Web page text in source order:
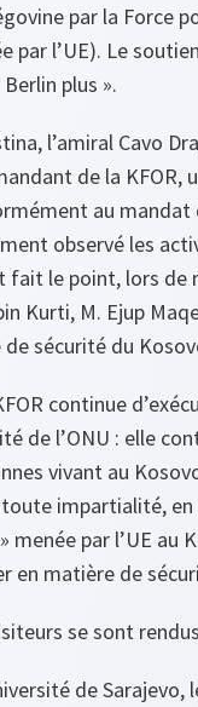
par la Force
par l’UE). Le
plus ».
l’amiral Cavo
de la KFOR,
au mandat
observé les
fait le point, lors de
Kurti, M. Ejup
de sécurité du
continue
de l’ONU : elle
vivant au
impartialité,
menée par l’UE au
en matière de
se sont
de